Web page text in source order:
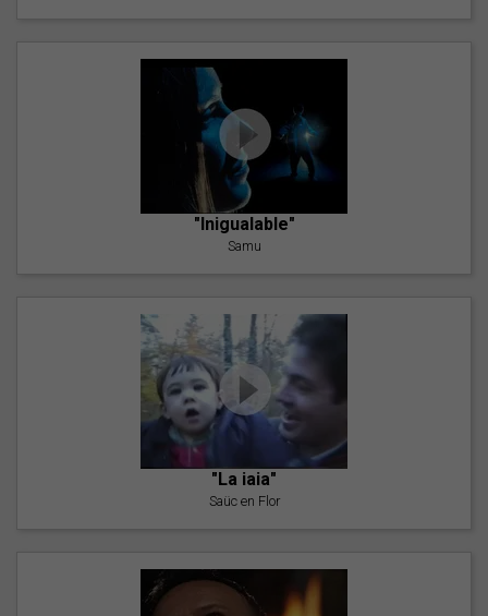
"Inigualable"
Samu
"La iaia"
Saüc en Flor